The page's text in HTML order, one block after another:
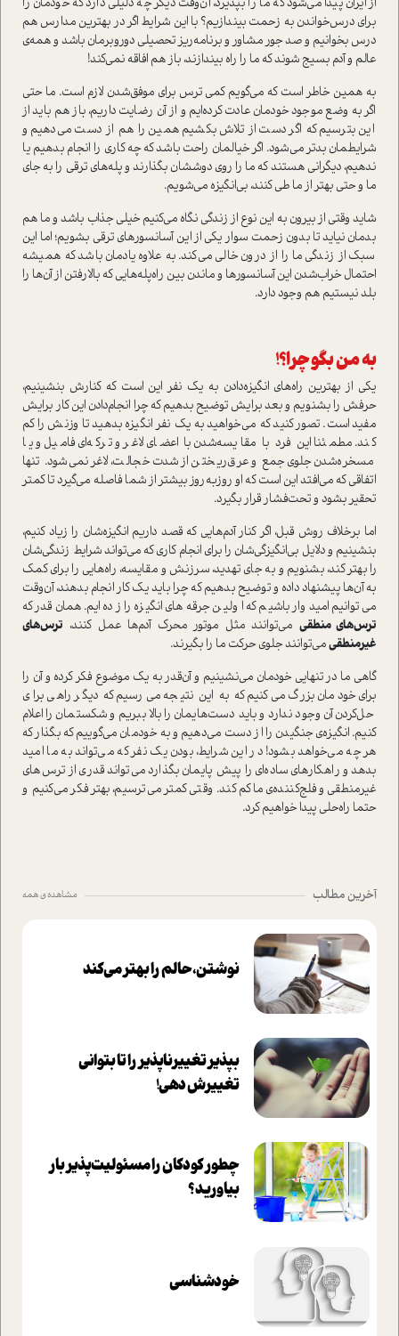
از ایران پیدا می‌شود که ما را بپذیرد، آن‌وقت دیگر چه دلیلی دارد که خودمان را
برای درس‌خواندن به زحمت بیندازیم؟ با این شرایط اگر در بهترین مدارس هم
درس بخوانیم و صد جور مشاور و برنامه‌ریز تحصیلی دور‌و‌برمان باشد و همه‌ی
عالم و آدم بسیج شوند که ما را راه بیندازند، باز هم افاقه نمی‌کند!
به همین خاطر است که می‌گویم کمی ترس برای موفق‌شدن لازم است. ما حتی
اگر به وضع موجود خودمان عادت کرده‌ایم و از آن رضایت داریم، باز هم باید از
این بترسیم که اگر دست از تلاش بکشیم همین را هم از دست می‌دهیم و
شرایطمان بدتر می‌شود. اگر خیالمان راحت باشد که چه کاری را انجام بدهیم یا
ندهیم، دیگرانی هستند که ما را روی دوششان بگذارند و پله‌هاي ترقی را به جای
ما و حتی بهتر از ما طی ‌کنند، بی‌انگیزه می‌شویم.
شاید وقتی از بیرون به این نوع از زندگی نگاه می‌کنیم خیلی جذاب باشد و ما هم
بدمان نیاید تا بدون زحمت سوار یکی از این آسانسورهای ترقی بشویم؛ اما این
سبک از زندگی ما را از درون خالی می‌کند. به علاوه یادمان باشد که همیشه
احتمال خراب‌شدن این آسانسورها و ماندن بین راه‌پله‌هایی که بالارفتن از آن‌ها را
بلد نیستیم هم وجود دارد.
به من بگو چرا؟!
یکی از بهترین راه‌های انگیزه‌دادن به یک نفر این است که کنارش بنشینیم،
حرفش را بشنویم و بعد برایش توضیح بدهیم که چرا انجام‌دادن این کار برایش
مفید است. تصور کنید که می‌خواهید به یک نفر انگیزه بدهید تا وزنش را کم
کند. مطمئنا این فرد با مقایسه‌شدن با اعضای لاغر و ترکه‌ای فامیل و یا
مسخره‌شدن جلوی جمع و عرق‌ریختن از شدت خجالت، لاغر نمی‌شود. تنها
اتفاقی که می‌افتد این است که او روزبه‌روز بیشتر از شما فاصله می‌گیرد تا کمتر
تحقیر بشود و تحت‌فشار قرار بگیرد.
اما برخلاف روش قبل، اگر کنار آدم‌هایی که قصد داریم انگیزه‌شان را زیاد کنیم،
بنشینیم و دلايل بی‌انگیزگی‌شان را برای انجام کاری که می‌تواند شرایط زندگی‌شان
را بهتر کند، بشنویم و به جای تهدید، سرزنش و مقایسه، راه‌هایی را برای کمک
به آن‌ها پیشنهاد داده و توضیح بدهیم که چرا باید یک کار انجام بدهند، آن‌وقت
می‌توانیم امیدوار باشیم که اولین جرقه‌های انگیزه را زده‌ایم. همان‌قدر که
ترس‌های منطقی می‌توانند مثل موتور محرک آدم‌ها عمل کنند، ترس‌های
غیرمنطقیمی‌توانند جلوی حرکت ما را بگیرند.
گاهی ما در تنهایی خودمان می‌نشینیم و آن‌قدر به یک موضوع فکر کرده و آن را
برای خودمان بزرگ می‌کنیم که به این نتیجه می‌رسیم که دیگر راهی برای
حل‌کردن آن وجود ندارد و باید دست‌هایمان را بالا ببریم و شکستمان را اعلام
کنیم. انگیزه‌ی جنگیدن را از دست می‌دهیم و به خودمان می‌گوییم که بگذار که
هر چه می‌خواهد بشود! در این شرایط، بودن یک نفر که می‌‌تواند به ما امید
بدهد و راهکارهای ساده‌ای را پیش‌ پایمان بگذارد می‌تواند قدری از ترس‌های
غیرمنطقی و فلج‌کننده‌ی ما کم کند. وقتی کمتر می‌ترسیم، بهتر فکر می‌کنیم و
حتما راه‌حلی پیدا خواهیم کرد.
آخرین مطالب مشاهده ی همه
نوشتن، حالم را بهتر می‌کند
بپذير تغييرناپذير را تا بتواني
تغييرش دهي!‏
چطور کودکان را مسئولیت‌پذیر بار
بیاورید؟
خودشناسی